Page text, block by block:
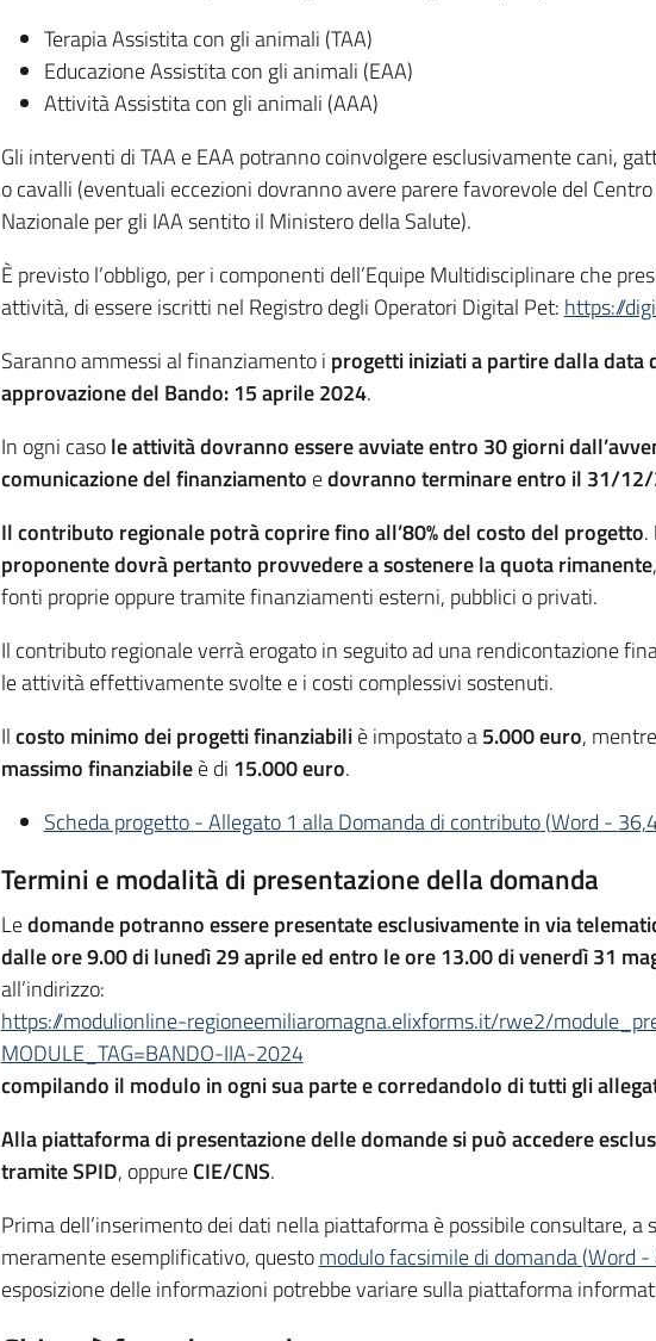
Terapia Assistita con gli animali (TAA)
Educazione Assistita con gli animali (EAA)
Attività Assistita con gli animali (AAA)
Gli interventi di TAA e EAA potranno coinvolgere esclusivamente cani,
o cavalli (eventuali eccezioni dovranno avere parere favorevole del
Nazionale per gli IAA sentito il Ministero della Salute).
È previsto l’obbligo, per i componenti dell’Equipe Multidisciplinare che
attività, di essere iscritti nel Registro degli Operatori Digital Pet: https://
Saranno ammessi al finanziamento i progetti iniziati a partire dalla data
approvazione del Bando: 15 aprile 2024.
In ogni casole attività dovranno essere avviate entro 30 giorni
comunicazione del finanziamento edovranno terminare entro il 31/
Il contributo regionale potrà coprirefino all’80% del costo del progetto.
proponente dovrà pertanto provvedere a sostenere la quota rimanente
fonti proprie oppure tramite finanziamenti esterni, pubblici o privati.
Il contributo regionale verrà erogato in seguito ad una rendicontazione
le attività effettivamente svolte e i costi complessivi sostenuti.
Ilcosto minimo dei progetti finanziabiliè impostato a5.000 euro,
massimo finanziabileè di 15.000 euro.
Scheda progetto - Allegato 1 alla Domanda di contributo(Word -
Termini e modalità di presentazione della domanda
Ledomande potranno essere presentate esclusivamente in via
dalle ore 9.00 di lunedì 29 aprile ed entro le ore 13.00 di venerdì 31
all’indirizzo:
https://modulionline-regioneemiliaromagna.elixforms.it/rwe2/
MODULE_TAG=BANDO-IIA-2024
compilando il modulo in ogni sua parte e corredandolo di tutti gli
Alla piattaforma di presentazione delle domande si può accedere
tramite SPID, oppureCIE/CNS.
Prima dell’inserimento dei dati nella piattaforma è possibile consultare, a
meramente esemplificativo, questomodulo facsimile di domanda(Word -
esposizione delle informazioni potrebbe variare sulla piattaforma